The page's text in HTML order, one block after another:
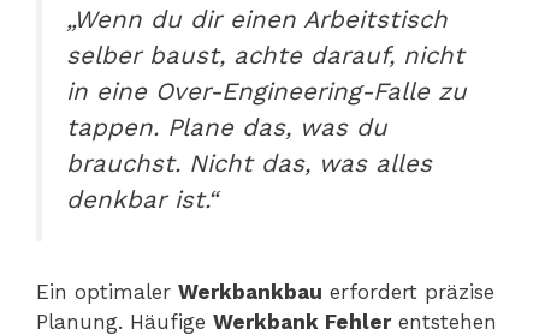
„Wenn du dir einen Arbeitstisch
selber baust, achte darauf, nicht
in eine Over-Engineering-Falle zu
tappen. Plane das, was du
brauchst. Nicht das, was alles
denkbar ist.“
Ein optimaler Werkbankbau erfordert präzise
Planung. Häufige Werkbank Fehlerentstehen